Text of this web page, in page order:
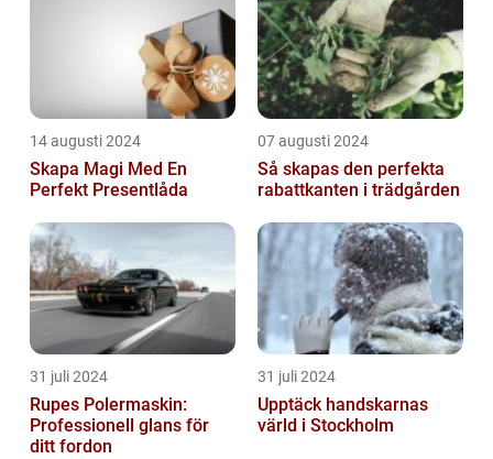
14 augusti 2024
Skapa Magi Med En
Perfekt Presentlåda
07 augusti 2024
Så skapas den perfekta
rabattkanten i trädgården
31 juli 2024
Rupes Polermaskin:
Professionell glans för
ditt fordon
31 juli 2024
Upptäck handskarnas
värld i Stockholm